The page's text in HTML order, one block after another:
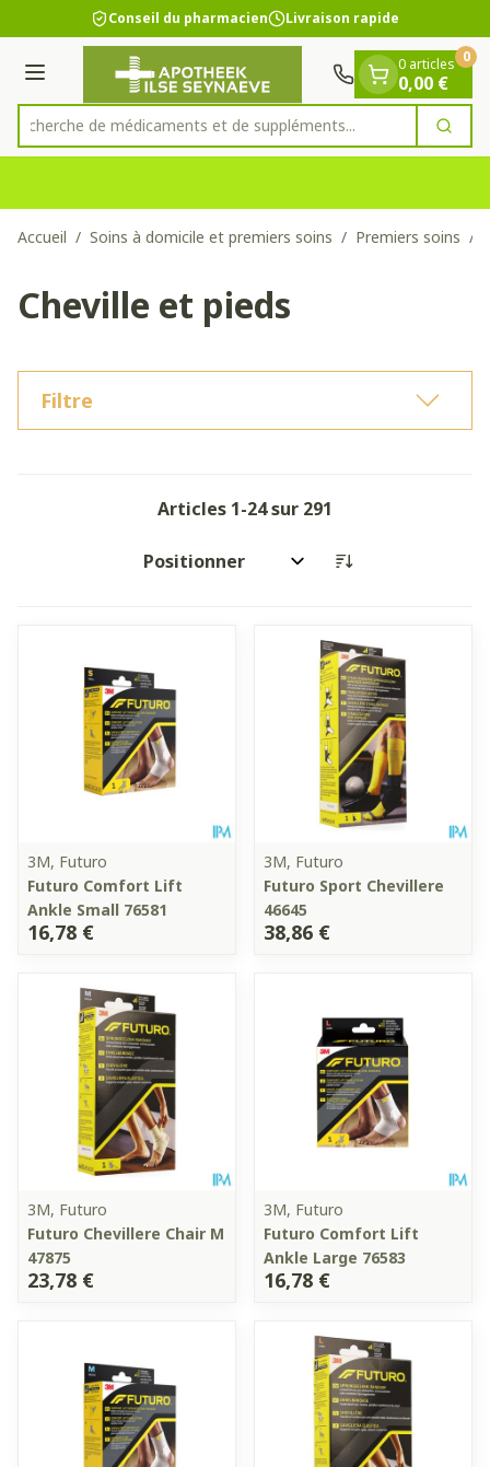
Aller au contenu
1 de 1
Conseil du pharmacien Livraison rapide
Menu
Rechercher
Recherche de médicaments et de suppléments.
0 articles
0,00 €
0
Accueil / Soins à domicile et premiers soins / Premiers soins /
Cheville et pieds
Filtre
Articles 1-24sur 291
Trier par:
3M, Futuro
Futuro Comfort Lift
Ankle Small 76581
16,78 €
3M, Futuro
Futuro Sport Chevillere
46645
38,86 €
3M, Futuro
Futuro Chevillere Chair M
47875
23,78 €
3M, Futuro
Futuro Comfort Lift
Ankle Large 76583
16,78 €